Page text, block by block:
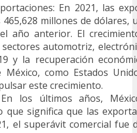
En 2021, las
millones de dólares,
año anterior. El
automotriz,
y la recuperación
México, como Estados
este crecimiento.
En los últimos años,
que significa que las
el superávit comercial fue